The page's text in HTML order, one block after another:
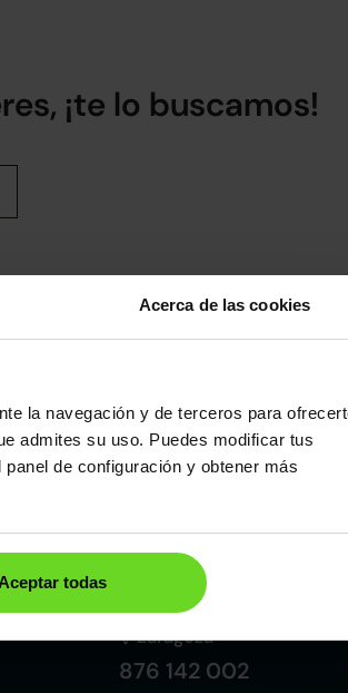
Acerca de las cookies
la navegación y de terceros para
admites su uso. Puedes modificar tus
de configuración y obtener más
todas
¡te lo buscamos!
Madrid
919 015 000
Cómo llegar
Lunes a Viernes: 09:00 a 20:30h
Sábados y Domingos: 10:00 a
Zaragoza
876 142 002